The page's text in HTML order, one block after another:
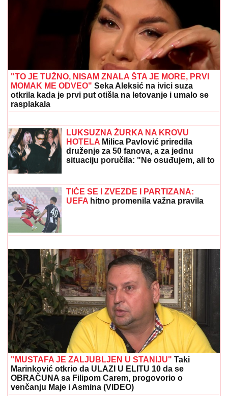
EVO SA KIM MILICA UŽIVA NA ADI BOJANI NAKON
SVAĐE SA TERZOM NA PLAŽI
Njega zna cela Srbija:
Mreže gore od komentara, osvanula fotografija
(VIDEO) NEMANJA GUDELJ SE NE
ODVAJA OD SINA!Anastasija objavila
snimak sa mora: Ponosni tata gura
kolica dok Ilijan spava, raznežila sve
NAJLEPŠA VEST IZ NIŠA:Vozač
saniteta iz Vranja van životne
opasnosti
"TO JE TUŽNO, NISAM ZNALA ŠTA JE MORE, PRVI
MOMAK ME ODVEO"Seka Aleksić na ivici suza
otkrila kada je prvi put otišla na letovanje i umalo se
rasplakala
PEKARA (73) SA KARABURME
NAMAMILA INTIMNIM ODNOSOM, PA
GA UBILA! Jezivi detalji zločina:
Vezala mu pertlama RUKE I NOGE!
LUKSUZNA ŽURKA NA KROVU
HOTELAMilica Pavlović priredila
druženje za 50 fanova, a za jednu